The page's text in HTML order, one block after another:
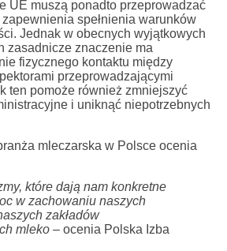
UE muszą ponadto przeprowadzać
spełnienia warunków
Jednak w obecnych wyjątkowych
zasadnicze znaczenie ma
fizycznego kontaktu między
przeprowadzającymi
ten pomoże również zmniejszyć
i uniknąć niepotrzebnych
mleczarska w Polsce ocenia
które dają nam konkretne
w zachowaniu naszych
zakładów
mleko – ocenia Polska Izba